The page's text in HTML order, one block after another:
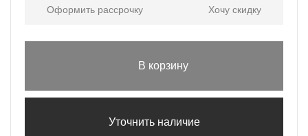
Оформить рассрочку Хочу скидку
В корзину
Уточнить наличие